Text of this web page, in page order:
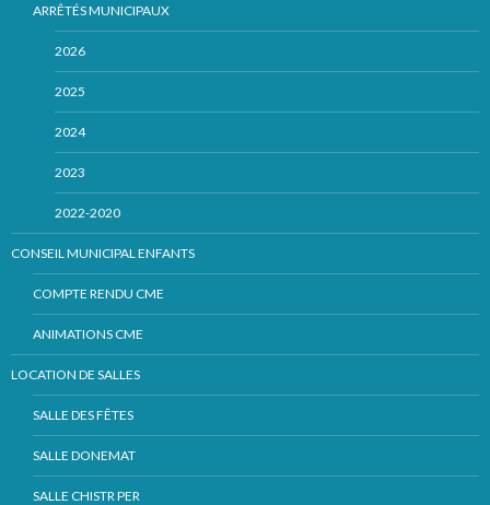
ARRÊTÉS MUNICIPAUX
2026
2025
2024
2023
2022-2020
CONSEIL MUNICIPAL ENFANTS
COMPTE RENDU CME
ANIMATIONS CME
LOCATION DE SALLES
SALLE DES FÊTES
SALLE DONEMAT
SALLE CHISTR PER